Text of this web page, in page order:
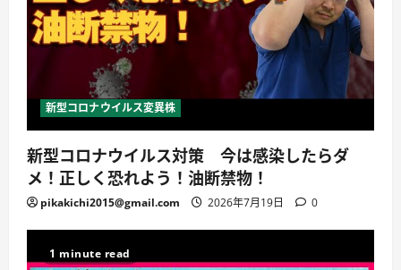
新型コロナウイルス変異株
新型コロナウイルス対策 今は感染したらダ
メ！正しく恐れよう！油断禁物！
pikakichi2015@gmail.com 2026年7月19日 0
1 minute read